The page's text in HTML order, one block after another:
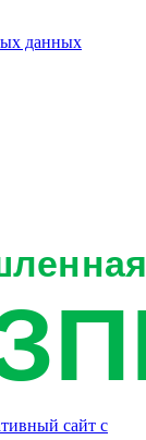
данных
сайт с